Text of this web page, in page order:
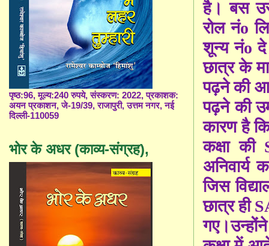
है। बस
रोलनंo
शून्य नंo
छात्र के
पढ़ने की
पढ़ने की
कारण है
कक्षा की
अनिवार्य
जिस
छात्र ही
पृष्ठ:96, मूल्य:240 रुपये, संस्करण: 2022, प्रकाशक:
अयन प्रकाशन, जे-19/39, राजापुरी, उत्तम नगर, नई
दिल्ली-110059
भोर के अधर (काव्य-संग्रह),